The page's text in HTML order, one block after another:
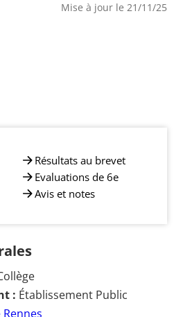
Mise à jour le 21/11/25
Résultats au brevet
Evaluations de 6e
Avis et notes
: Établissement Public